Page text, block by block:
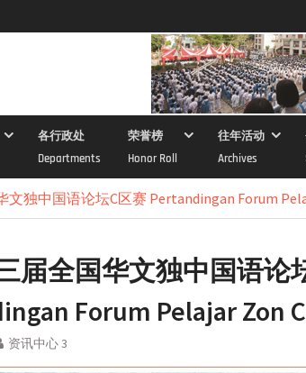
各行政处
Departments
荣誉榜
Honor Roll
往年活动
Archives
文独中国语论坛C区赛 Pertandingan Forum
届全国华文独中国语论
Forum Pelajar Zon C
资讯中心 3